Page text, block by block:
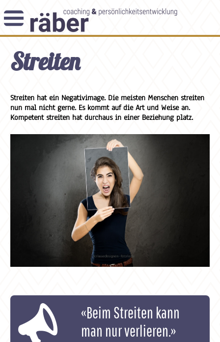
Themenblog
Das Enneagramm
Arbeitsweise
Andreas Räber
Streiten
Streiten hat ein Negativimage. Die meisten Menschen streiten
nun mal nicht gerne. Es kommt auf die Art und Weise an.
Kompetent streiten hat durchaus in einer Beziehung platz.
«Beim Streiten kann
man nur verlieren.»